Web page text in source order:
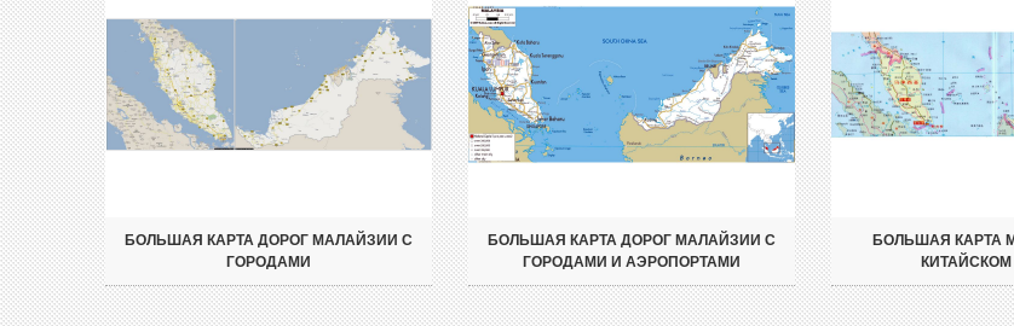
БОЛЬШАЯ КАРТА ДОРОГ МАЛАЙЗИИ С
ГОРОДАМИ
БОЛЬШАЯ КАРТА ДОРОГ МАЛАЙЗИИ С
ГОРОДАМИ И АЭРОПОРТАМИ
БОЛЬШАЯ КАРТА